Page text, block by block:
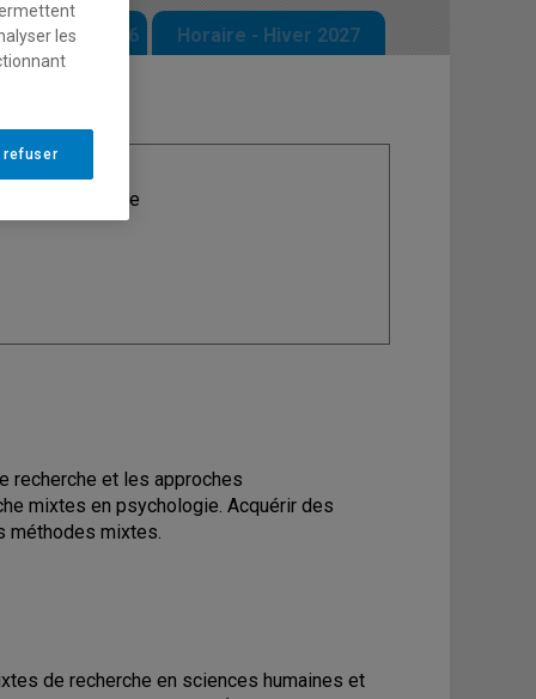
Automne 2026 Horaire - Hiver 2027
: Psychologie
recherche et les approches
mixtes en psychologie. Acquérir des
méthodes mixtes.
de recherche en sciences humaines et
les
refuser